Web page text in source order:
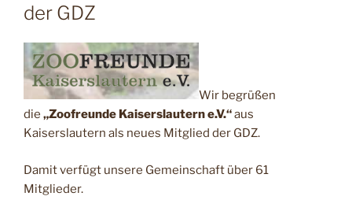
der GDZ
Wir begrüßen
die „Zoofreunde Kaiserslautern e.V.“aus
Kaiserslautern als neues Mitglied der GDZ.
Damit verfügt unsere Gemeinschaft über 61
Mitglieder.